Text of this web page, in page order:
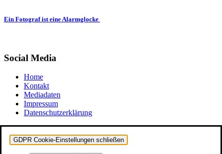
Ein Fotograf ist eine Alarmglocke
Social Media
Home
Kontakt
Mediadaten
Impressum
Datenschutzerklärung
GDPR Cookie-Einstellungen schließen